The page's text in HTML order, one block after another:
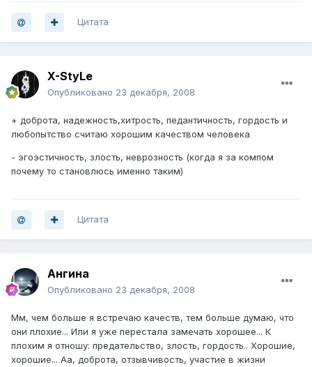
Цитата
X-StyLe
Опубликовано 23 декабря, 2008
+ доброта, надежность,хитрость, педантичность, гордость и
любопытство считаю хорошим качеством человека
- эгоэстичность, злость, неврозность (когда я за компом
почему то становлюсь именно таким)
Цитата
Ангина
Опубликовано 23 декабря, 2008
Мм, чем больше я встречаю качеств, тем больше думаю, что
они плохие... Или я уже перестала замечать хорошее... К
плохим я отношу: предательство, злость, гордость.. Хорошие,
хорошие... Аа, доброта, отзывчивость, участие в жизни